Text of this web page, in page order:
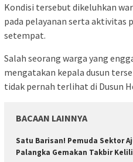
Kondisi tersebut dikeluhkan
pada pelayanan serta aktivitas
setempat.
Salah seorang warga yang
mengatakan kepala dusun
tidak pernah terlihat di Dusun
BACAAN LAINNYA
Satu Barisan! Pemuda Sektor
Palangka Gemakan Takbir